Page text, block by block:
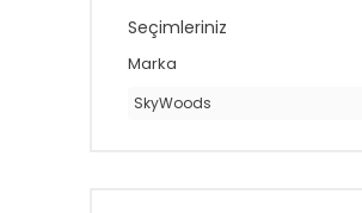
Seçimleriniz
Marka
SkyWoods